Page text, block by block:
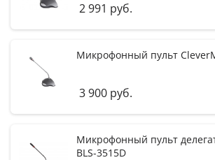
2 991 руб.
Микрофонный пульт
3 900 руб.
Микрофонный пульт
BLS-3515D